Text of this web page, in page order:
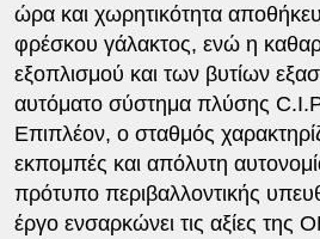
ώρα και χωρητικότητα
φρέσκου γάλακτος, ενώ η
εξοπλισμού και των βυτίων
αυτόματο σύστημα πλύσης
Επιπλέον, ο σταθμός
εκπομπές και απόλυτη
πρότυπο περιβαλλοντικής
έργο ενσαρκώνει τις αξίες